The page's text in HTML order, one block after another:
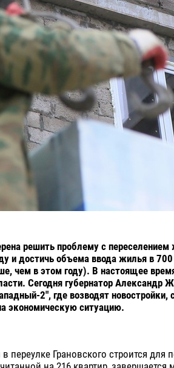
решить проблему с переселением
и достичь объема ввода жилья в
чем в этом году). В настоящее
Сегодня губернатор Александр
2", где возводят новостройки,
экономическую ситуацию.
Грановского строится для